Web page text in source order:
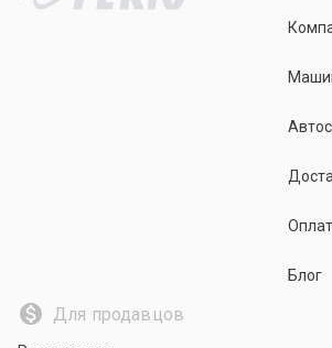
Блог
Для продавцов